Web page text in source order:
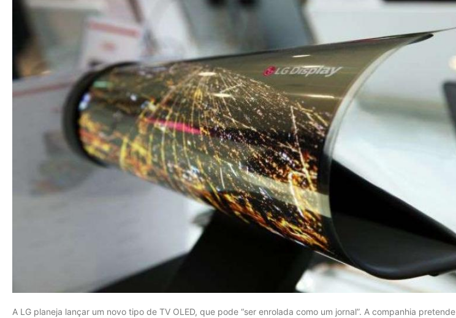
A LG planeja lançar um novo tipo de TV OLED, que pode “ser enrolada como um jornal”. A companhia pretende